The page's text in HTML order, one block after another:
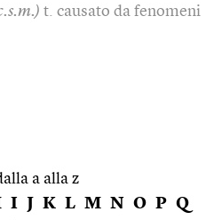
t. causato da fenomeni
a alla z
I J K L M N O P Q